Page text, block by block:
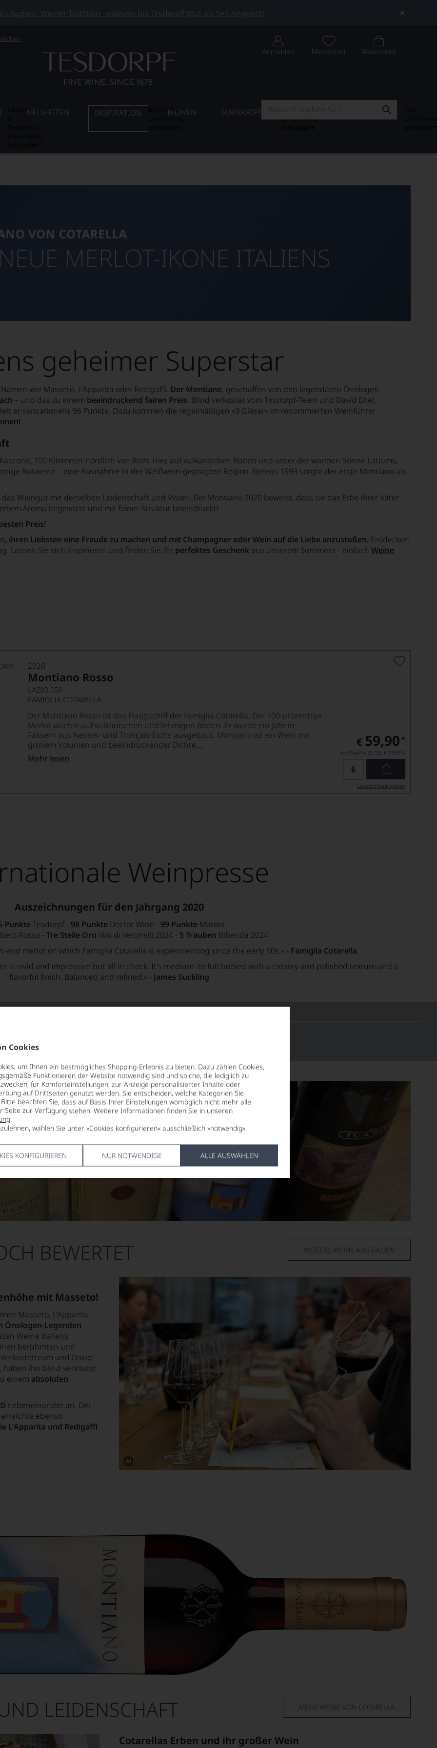
Cookies
um Ihnen ein bestmögliches Shopping-Erlebnis zu bieten. Dazu zählen Cookies,
Funktionieren der Website notwendig sind und solche, die lediglich zu
für Komforteinstellungen, zur Anzeige personalisierter Inhalte oder
auf Drittseiten genutzt werden. Sie entscheiden, welche Kategorien Sie
beachten Sie, dass auf Basis Ihrer Einstellungen womöglich nicht mehr alle
Seite zur Verfügung stehen. Weitere Informationen finden Sie in unseren
.
wählen Sie unter »Cookies konfigurieren« ausschließlich »notwendig«.
KONFIGURIEREN NUR NOTWENDIGE ALLE AUSWÄHLEN
August: Wiener Tradition - exklusiv bei Tesdorpf! Jetzt als 5+1 Angebot!
Anmelden Merkzettel Warenkorb
LänderNEUHEITEN INSPIRATION
InspirationIKONEN SUBSKRIPTION
Untermenü
SALE
geheimer Superstar
wie Masseto, L’Apparita oder Redigaffi. Der Montiano, geschaffen von den legendären Önologen
– und das zu einem beeindruckend fairen Preis. Blind verkostet vom Tesdorpf-Team und David Eitel,
er sensationelle 96 Punkte. Dazu kommen die regelmäßigen »3 Gläser« im renommierten Weinführer
100 Kilometer nördlich von Rom. Hier, auf vulkanischen Böden und unter der warmen Sonne Latiums,
Rotweine – eine Ausnahme in der Weißwein-geprägten Region. Bereits 1993 sorgte der erste Montiano als
Weingut mit derselben Leidenschaft und Vision. Der Montiano 2020 beweist, dass sie das Erbe ihrer Väter
Aroma begeistert und mit feiner Struktur beeindruckt!
Preis!
, ihren Liebsten eine Freude zu machen und mit Champagner oder Wein auf die Liebe anzustoßen. Entdecken
Lassen Sie sich inspirieren und finden Sie Ihr perfektes Geschenk aus unserem Sortiment - einfach Weine
2020
Montiano Rosso
LAZIO IGP
FAMIGLIA COTARELLA
Der Montiano Rosso ist das Flaggschiff der Famiglia Cotarella. Der 100-prozentige
Merlot wächst auf vulkanischen und lehmigen Böden. Er wurde ein Jahr in
Fässern aus Nevers- und Tronçais-Eiche ausgebaut. Montiano ist ein Wein mit
großem Volumen und beeindruckender Dichte,...
Mehr lesen
€ 59,90 *
pro Flasche (0.75l), € 79,87/L
Lebensmittel­angaben
Weinpresse
Auszeichnungen für den Jahrgang 2020
Punkte Tesdorpf - 98 Punkte Doctor Wine - 99 Punkte Maroni
Rosso - Tre Stelle Oro Vini di Veronelli 2024 - 5 Trauben Bibenda 2024
merlot on which Famiglia Cotarella is experimenting since the early 90s.« - Famiglia Cotarella
is vivid and impressive but all in check. It’s medium- to full-bodied with a creamy and polished texture and a
flavorful finish. Balanced and refined.« - James Suckling
BEWERTET WEITERE WEINE AUS ITALIEN
mit Masseto!
Masseto, L’Apparita
Önologen-Legenden
Weine Italiens
berühmten und
und David
haben ihn blind verkostet
einem absoluten
nebeneinander an. Der
ebenso
L'Apparita und Redigaffi
Dieses
LEIDENSCHAFT MEHR WEINE VON COTARELLA
Cotarellas Erben und ihr großer Wein